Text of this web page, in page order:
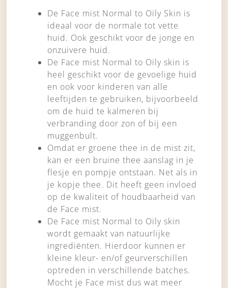
De Face mist Normal to Oily Skin is
ideaal voor de normale tot vette
huid. Ook geschikt voor de jonge en
onzuivere huid.
De Face mist Normal to Oily skin is
heel geschikt voor de gevoelige huid
en ook voor kinderen van alle
leeftijden te gebruiken, bijvoorbeeld
om de huid te kalmeren bij
verbranding door zon of bij een
muggenbult.
Omdat er groene thee in de mist zit,
kan er een bruine thee aanslag in je
flesje en pompje ontstaan. Net als in
je kopje thee. Dit heeft geen invloed
op de kwaliteit of houdbaarheid van
de Face mist.
De Face mist Normal to Oily skin
wordt gemaakt van natuurlijke
ingrediënten. Hierdoor kunnen er
kleine kleur- en/of geurverschillen
optreden in verschillende batches.
Mocht je Face mist dus wat meer